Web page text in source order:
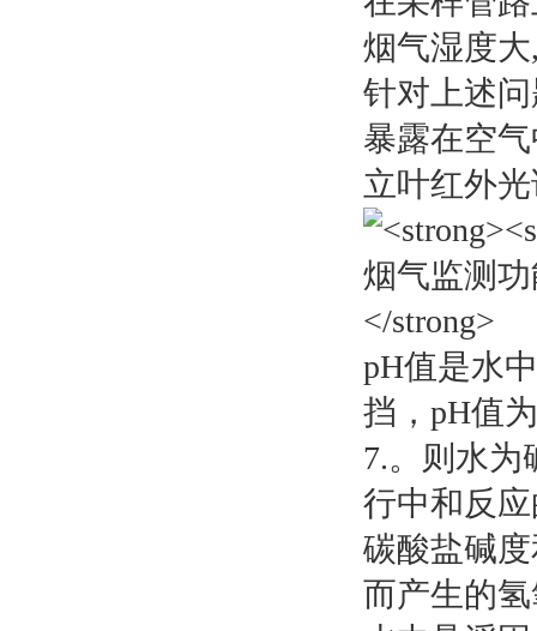
烟气湿度
针对上述
暴露在空
立叶红外
pH值是水
挡，pH值
7.。则水为
行中和反
碳酸盐碱
而产生的